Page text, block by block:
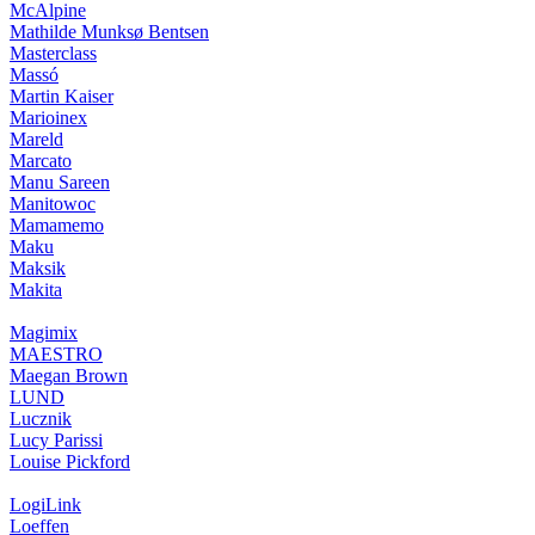
McAlpine
Mathilde Munksø Bentsen
Masterclass
Massó
Martin Kaiser
Marioinex
Mareld
Marcato
Manu Sareen
Manitowoc
Mamamemo
Maku
Maksik
Makita
Magimix
MAESTRO
Maegan Brown
LUND
Lucznik
Lucy Parissi
Louise Pickford
LogiLink
Loeffen